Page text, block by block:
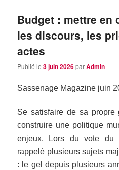
Budget : mettre en
les discours, les
actes
Publié le3 juin 2026parAdmin
Sassenage Magazine juin
Se satisfaire de sa propre
construire une politique
enjeux. Lors du vote du
rappelé plusieurs sujets
: le gel depuis plusieurs